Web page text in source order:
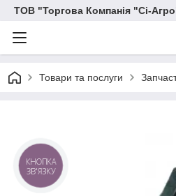
ТОВ "Торгова Компанія "Сі-
Товари та послуги
КНОПКА
ЗВ'ЯЗКУ